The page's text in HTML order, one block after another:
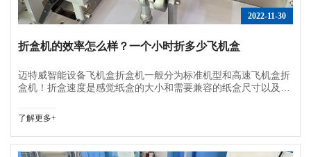
2022-11-30
折盒机的效率怎么样？一个小时折多少飞机盒
迈特威智能设备飞机盒折盒机一般分为标准机型和高速飞机盒折
盒机！折盒速度是感觉纸盒的大小和需要兼容的纸盒尺寸以及纸
时、高速机1500-2400每小时！
了解更多+